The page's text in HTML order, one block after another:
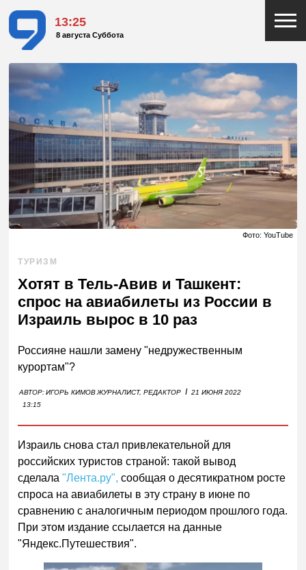
13:25
8 августа Суббота
Фото: YouTube
ТУРИЗМ
Хотят в Тель-Авив и Ташкент:
спрос на авиабилеты из России в
Израиль вырос в 10 раз
Россияне нашли замену "недружественным
курортам"?
АВТОР:ИГОРЬ КИМОВЖУРНАЛИСТ, РЕДАКТОР I 21 ИЮНЯ 2022
13:15
Израиль снова стал привлекательной для
российских туристов страной: такой вывод
сделала "Лента.ру", сообщая о десятикратном росте
спроса на авиабилеты в эту страну в июне по
сравнению с аналогичным периодом прошлого года.
При этом издание ссылается на данные
"Яндекс.Путешествия".